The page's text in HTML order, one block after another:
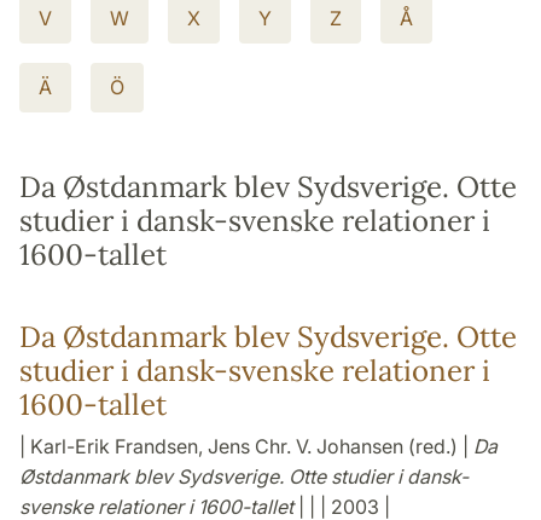
V W X Y Z Å
Ä Ö
Da Østdanmark blev Sydsverige. Otte
studier i dansk-svenske relationer i
1600-tallet
Da Østdanmark blev Sydsverige. Otte
studier i dansk-svenske relationer i
1600-tallet
| Karl-Erik Frandsen, Jens Chr. V. Johansen (red.) | Da
Østdanmark blev Sydsverige. Otte studier i dansk-
svenske relationer i 1600-tallet| | | 2003 |